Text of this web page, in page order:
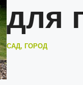
для
САД, ГОРОД